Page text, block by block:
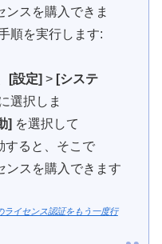
ンスを購入できま
順を実行します:
[設定] > [システ
選択しま
] を選択して
すると、そこで
ンスを購入できます
ライセンス認証をもう一度行